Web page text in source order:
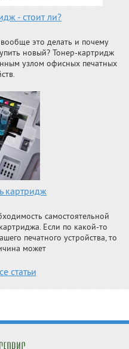
- стоит ли?
это делать и почему
новый? Тонер-картридж
узлом офисных печатных
картридж
самостоятельной
Если по какой-то
печатного устройства, то
может
статьи